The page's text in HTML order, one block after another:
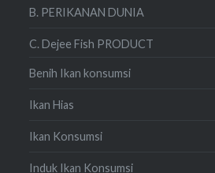
B. PERIKANAN DUNIA
C. Dejee Fish PRODUCT
Benih Ikan konsumsi
Ikan Hias
Ikan Konsumsi
Induk Ikan Konsumsi